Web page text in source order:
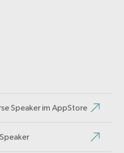
Speaker im AppStore